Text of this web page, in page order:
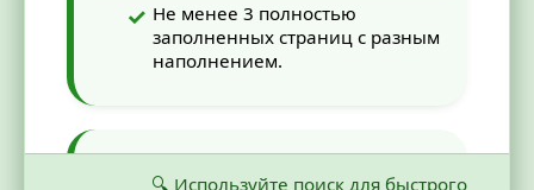
Не менее 3 полностью
заполненных страниц с разным
наполнением.
Билеты для экзаменов
🔍 Используйте поиск для быстрого